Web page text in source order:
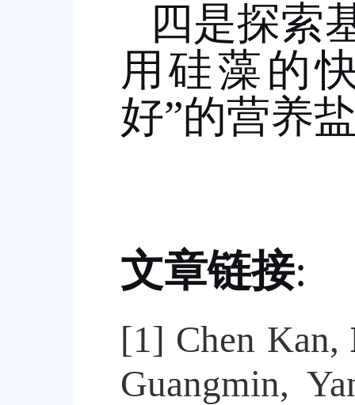
四是探索
用硅藻的
好”的营养
文章链接:
[1] Chen Kan,
Guangmin,